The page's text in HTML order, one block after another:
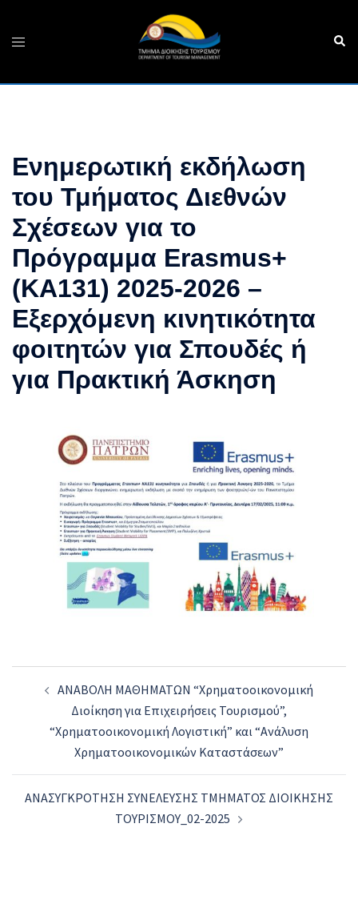
content
Toggle
Ενημερωτική εκδήλωση
του Τμήματος Διεθνών
Σχέσεων για το
Πρόγραμμα Erasmus+
(ΚΑ131) 2025-2026 –
Εξερχόμενη κινητικότητα
φοιτητών για Σπουδές ή
για Πρακτική Άσκηση
navigation
ΑΝΑΒΟΛΗ ΜΑΘΗΜΑΤΩΝ “Χρηματοοικονομική
Διοίκηση για Επιχειρήσεις Τουρισμού”,
“Χρηματοοικονομική Λογιστική” και “Ανάλυση
Χρηματοοικονομικών Καταστάσεων”
ΑΝΑΣΥΓΚΡΟΤΗΣΗ ΣΥΝΕΛΕΥΣΗΣ ΤΜΗΜΑΤΟΣ ΔΙΟΙΚΗΣΗΣ
ΤΟΥΡΙΣΜΟΥ_02-2025